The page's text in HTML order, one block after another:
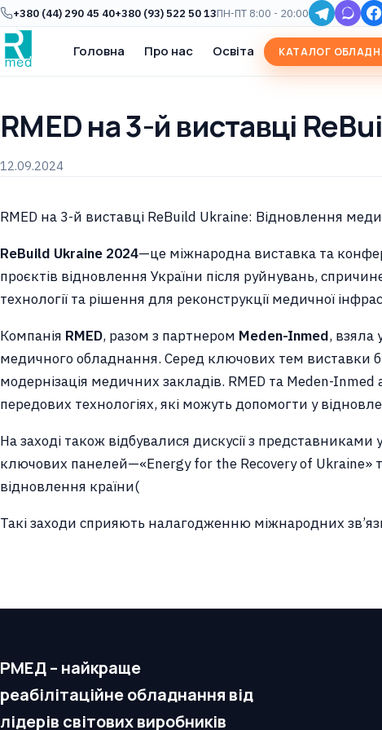
+380 (44) 290 45 40+380 (93) 522 50 13ПН-ПТ 8:00 - 20:00
Головна Про нас Освіта КАТАЛОГ
RMED на 3-й виставці
12.09.2024
RMED на 3-й виставці ReBuild Ukraine: Відновлення
ReBuild Ukraine 2024—це міжнародна виставка та
проєктів відновлення України після руйнувань,
технології та рішення для реконструкції медичної
Компанія RMED, разом з партнером Meden-Inmed, взяла
медичного обладнання. Серед ключових тем виставки
модернізація медичних закладів. RMED та Meden-
передових технологіях, які можуть допомогти у
На заході також відбувалися дискусії з
ключових панелей—«Energy for the Recovery of Ukraine»
відновлення країни​(
Такі заходи сприяють налагодженню міжнародних
РМЕД – найкраще
реабілітаційне обладнання від
лідерів світових виробників